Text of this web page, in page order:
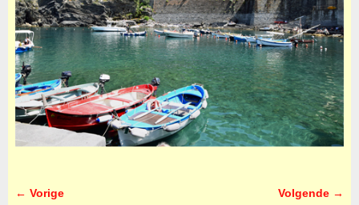
← Vorige Volgende →